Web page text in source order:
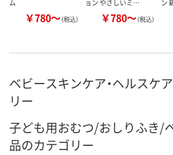
ム
￥780～（税込）
ョン やさしいミ…
￥780～（税込）
ン
ベビースキンケア・ヘルスケ
リー
子ども用おむつ/おしりふき/
品のカテゴリー